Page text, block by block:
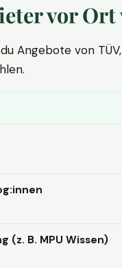
vor
Angebote von
(z. B. MPU Wissen)